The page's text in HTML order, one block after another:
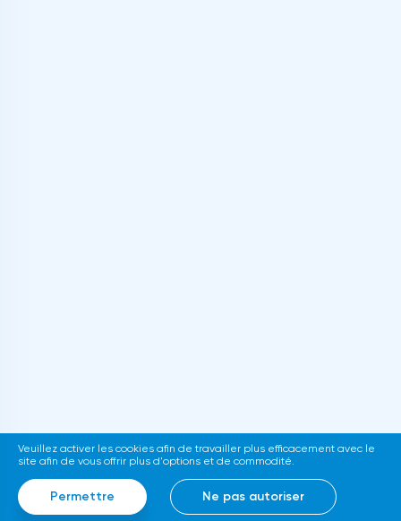
Veuillez activer les cookies afin de travailler plus efficacement avec le
site afin de vous offrir plus d'options et de commodité.
Permettre Ne pas autoriser